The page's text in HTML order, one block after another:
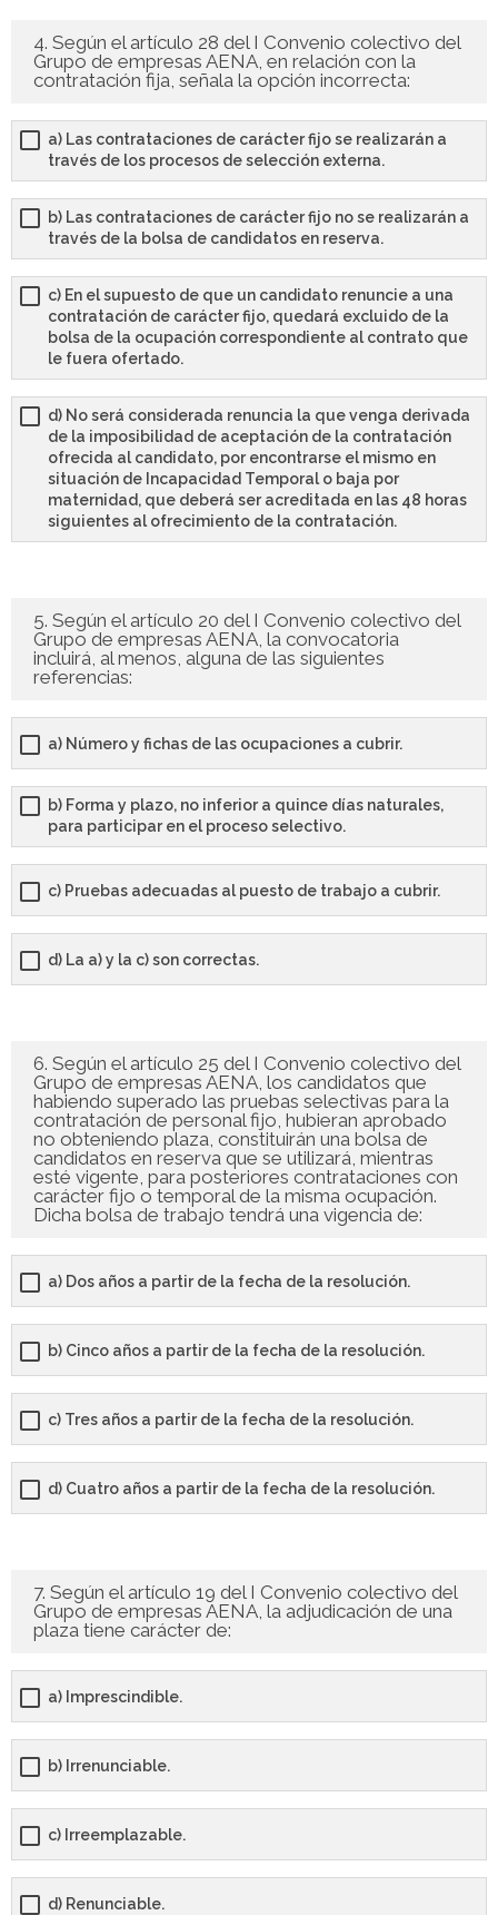
4. Según el artículo 28 del I Convenio colectivo del
Grupo de empresas AENA, en relación con la
contratación fija, señala la opción incorrecta:
a) Las contrataciones de carácter fijo se realizarán a
través de los procesos de selección externa.
b) Las contrataciones de carácter fijo no se realizarán a
través de la bolsa de candidatos en reserva.
c) En el supuesto de que un candidato renuncie a una
contratación de carácter fijo, quedará excluido de la
bolsa de la ocupación correspondiente al contrato que
le fuera ofertado.
d) No será considerada renuncia la que venga derivada
de la imposibilidad de aceptación de la contratación
ofrecida al candidato, por encontrarse el mismo en
situación de Incapacidad Temporal o baja por
maternidad, que deberá ser acreditada en las 48 horas
siguientes al ofrecimiento de la contratación.
5. Según el artículo 20 del I Convenio colectivo del
Grupo de empresas AENA, la convocatoria
incluirá, al menos, alguna de las siguientes
referencias:
a) Número y fichas de las ocupaciones a cubrir.
b) Forma y plazo, no inferior a quince días naturales,
para participar en el proceso selectivo.
c) Pruebas adecuadas al puesto de trabajo a cubrir.
d) La a) y la c) son correctas.
6. Según el artículo 25 del I Convenio colectivo del
Grupo de empresas AENA, los candidatos que
habiendo superado las pruebas selectivas para la
contratación de personal fijo, hubieran aprobado
no obteniendo plaza, constituirán una bolsa de
candidatos en reserva que se utilizará, mientras
esté vigente, para posteriores contrataciones con
carácter fijo o temporal de la misma ocupación.
Dicha bolsa de trabajo tendrá una vigencia de:
a) Dos años a partir de la fecha de la resolución.
b) Cinco años a partir de la fecha de la resolución.
c) Tres años a partir de la fecha de la resolución.
d) Cuatro años a partir de la fecha de la resolución.
7. Según el artículo 19 del I Convenio colectivo del
Grupo de empresas AENA, la adjudicación de una
plaza tiene carácter de:
a) Imprescindible.
b) Irrenunciable.
c) Irreemplazable.
d) Renunciable.